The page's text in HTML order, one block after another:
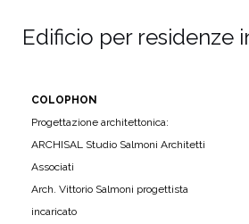
Edificio per residenze
COLOPHON
Progettazione architettonica:
ARCHISAL Studio Salmoni Architetti
Associati
Arch. Vittorio Salmoni progettista
incaricato